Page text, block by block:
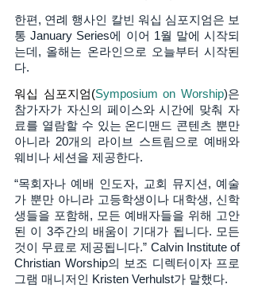
한편, 연례 행사인 칼빈 워십 심포지엄은 보
통 January Series에 이어 1월 말에 시작되
는데, 올해는 온라인으로 오늘부터 시작된
다.
워십 심포지엄(Symposium on Worship)은
참가자가 자신의 페이스와 시간에 맞춰 자
료를 열람할 수 있는 온디맨드 콘텐츠 뿐만
아니라 20개의 라이브 스트림으로 예배와
웨비나 세션을 제공한다.
“목회자나 예배 인도자, 교회 뮤지션, 예술
가 뿐만 아니라 고등학생이나 대학생, 신학
생들을 포함해, 모든 예배자들을 위해 고안
된 이 3주간의 배움이 기대가 됩니다. 모든
것이 무료로 제공됩니다.” Calvin Institute of
Christian Worship의 보조 디렉터이자 프로
그램 매니저인 Kristen Verhulst가 말했다.